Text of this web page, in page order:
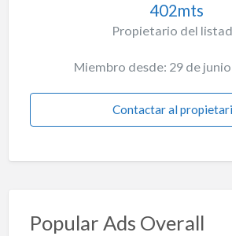
402mts
Propietario del
Miembro desde: 29 de
Contactar al
Popular Ads Overall